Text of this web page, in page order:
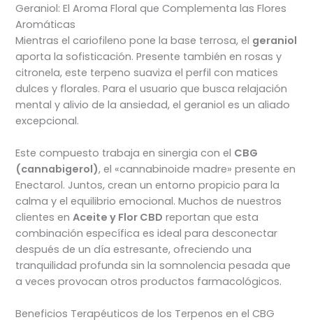
Geraniol: El Aroma Floral que Complementa las Flores
Aromáticas
Mientras el cariofileno pone la base terrosa, el geraniol
aporta la sofisticación. Presente también en rosas y
citronela, este terpeno suaviza el perfil con matices
dulces y florales. Para el usuario que busca relajación
mental y alivio de la ansiedad, el geraniol es un aliado
excepcional.
Este compuesto trabaja en sinergia con el CBG
(cannabigerol), el «cannabinoide madre» presente en
Enectarol. Juntos, crean un entorno propicio para la
calma y el equilibrio emocional. Muchos de nuestros
clientes enAceite y Flor CBD reportan que esta
combinación específica es ideal para desconectar
después de un día estresante, ofreciendo una
tranquilidad profunda sin la somnolencia pesada que
a veces provocan otros productos farmacológicos.
Beneficios Terapéuticos de los Terpenos en el CBG